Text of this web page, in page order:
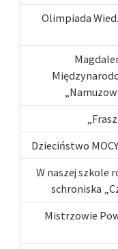
Olimpiada
Dzieciństwo
W naszej szkole
schroniska
Mistrzowie